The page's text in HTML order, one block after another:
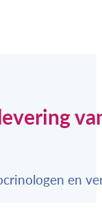
en